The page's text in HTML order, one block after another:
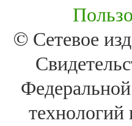
© Сетевое